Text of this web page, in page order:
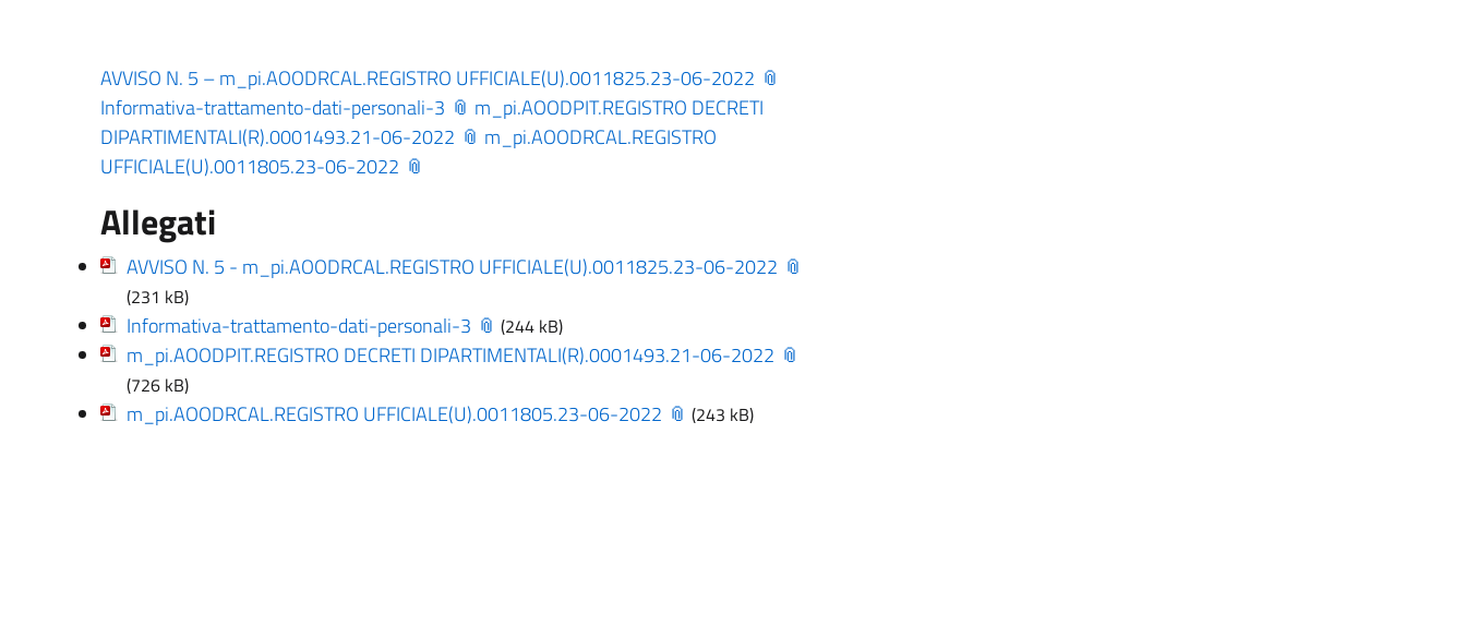
AVVISO N. 5 – m_pi.AOODRCAL.REGISTRO UFFICIALE(U).0011825.23-06-2022
Informativa-trattamento-dati-personali-3
m_pi.AOODPIT.REGISTRO DECRETI
DIPARTIMENTALI(R).0001493.21-06-2022
m_pi.AOODRCAL.REGISTRO
UFFICIALE(U).0011805.23-06-2022
Allegati
AVVISO N. 5 - m_pi.AOODRCAL.REGISTRO UFFICIALE(U).0011825.23-06-2022
(231 kB)
Informativa-trattamento-dati-personali-3 (244 kB)
m_pi.AOODPIT.REGISTRO DECRETI DIPARTIMENTALI(R).0001493.21-06-2022
(726 kB)
m_pi.AOODRCAL.REGISTRO UFFICIALE(U).0011805.23-06-2022 (243 kB)